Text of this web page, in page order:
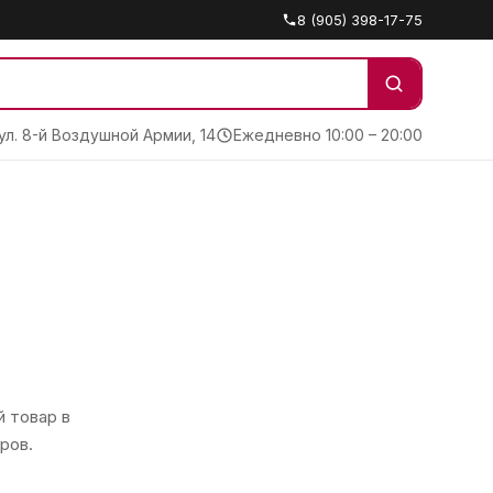
8 (905) 398-17-75
8-й Воздушной Армии, 14 Ежедневно 10:00 – 20:00
товар в